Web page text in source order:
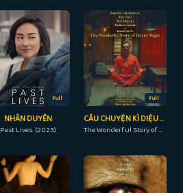
Full
NHÂN DUYÊN
Past Lives (2023)
Full
CÂU CHUYỆN KÌ DIỆU VỀ HENRY SUGAR
The Wonderful Story of Henry Sugar (2023)